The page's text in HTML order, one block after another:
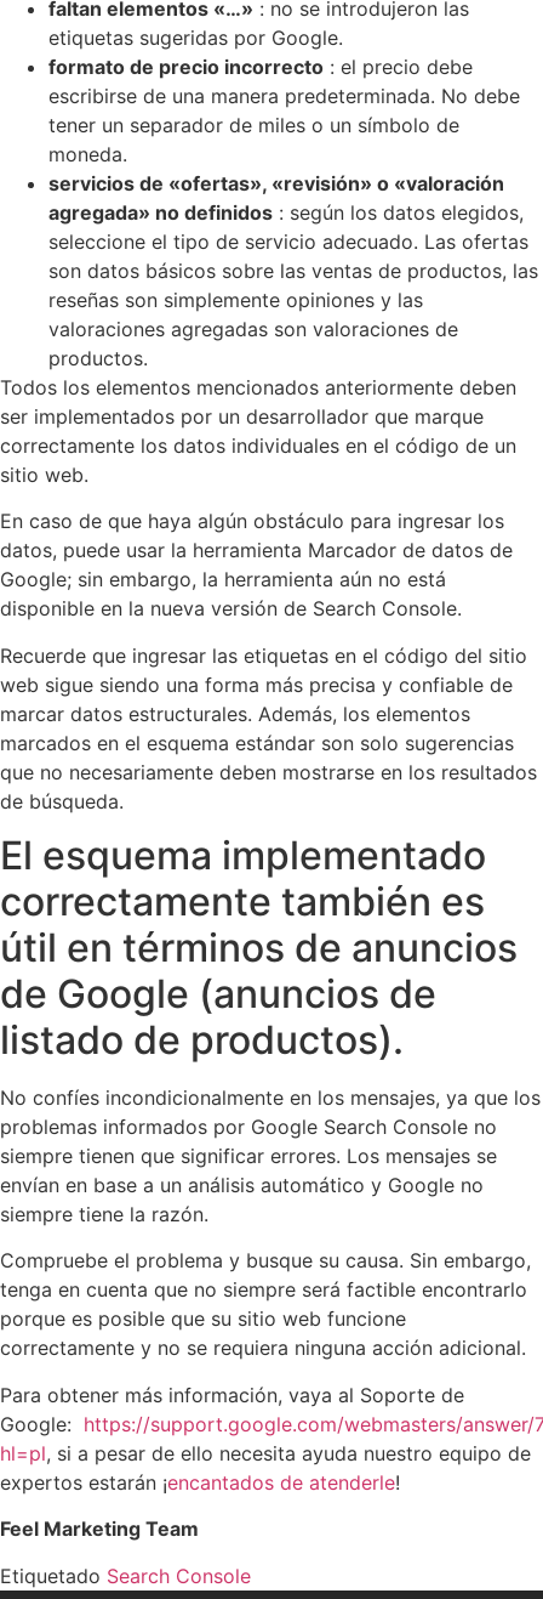
faltan elementos «…» : no se introdujeron las
etiquetas sugeridas por Google.
formato de precio incorrecto : el precio debe
escribirse de una manera predeterminada. No debe
tener un separador de miles o un símbolo de
moneda.
servicios de «ofertas», «revisión» o «valoración
agregada» no definidos : según los datos elegidos,
seleccione el tipo de servicio adecuado. Las ofertas
son datos básicos sobre las ventas de productos, las
reseñas son simplemente opiniones y las
valoraciones agregadas son valoraciones de
productos.
Todos los elementos mencionados anteriormente deben
ser implementados por un desarrollador que marque
correctamente los datos individuales en el código de un
sitio web.
En caso de que haya algún obstáculo para ingresar los
datos, puede usar la herramienta Marcador de datos de
Google; sin embargo, la herramienta aún no está
disponible en la nueva versión de Search Console.
Recuerde que ingresar las etiquetas en el código del sitio
web sigue siendo una forma más precisa y confiable de
marcar datos estructurales. Además, los elementos
marcados en el esquema estándar son solo sugerencias
que no necesariamente deben mostrarse en los resultados
de búsqueda.
El esquema implementado
correctamente también es
útil en términos de anuncios
de Google (anuncios de
listado de productos).
No confíes incondicionalmente en los mensajes, ya que los
problemas informados por Google Search Console no
siempre tienen que significar errores. Los mensajes se
envían en base a un análisis automático y Google no
siempre tiene la razón.
Compruebe el problema y busque su causa. Sin embargo,
tenga en cuenta que no siempre será factible encontrarlo
porque es posible que su sitio web funcione
correctamente y no se requiera ninguna acción adicional.
Para obtener más información, vaya al Soporte de
Google: https://support.google.com/webmasters/answer/
hl=pl, si a pesar de ello necesita ayuda nuestro equipo de
expertos estarán ¡encantados de atenderle!
Feel Marketing Team
Etiquetado Search Console